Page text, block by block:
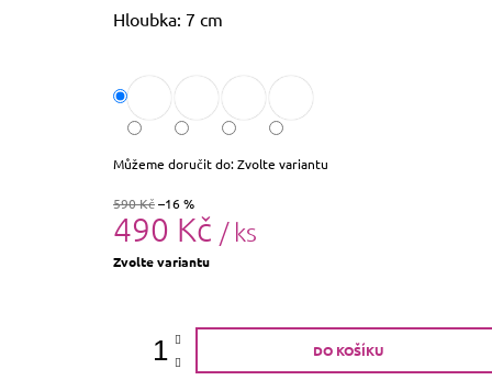
Hloubka: 7 cm
Můžeme doručit do:Zvolte variantu
590 Kč–16 %
490 Kč / ks
Měrná
Zvolte variantu
DO KOŠÍKU